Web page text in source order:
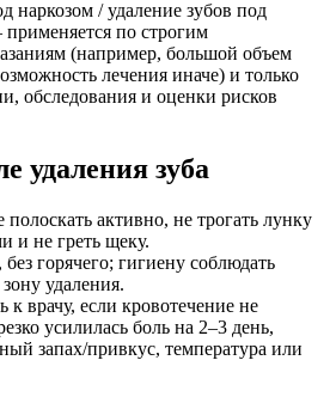
наркозом / удаление зубов под
по строгим
(например, большой объем
лечения иначе) и только
обследования и оценки рисков
удаления зуба
активно, не трогать лунку
и не греть щеку.
горячего; гигиену соблюдать
удаления.
к врачу, если кровотечение не
усилилась боль на 2–3 день,
запах/привкус, температура или